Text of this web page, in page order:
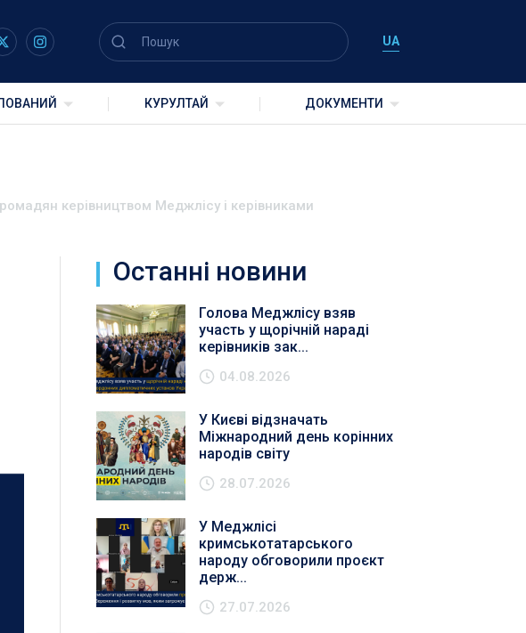
UA
КУРУЛТАЙ ДОКУМЕНТИ
керівництвом Меджлісу і керівниками
Останні новини
Голова Меджлісу взяв
участь у щорічній нараді
керівників зак...
04.08.2026
У Києві відзначать
Міжнародний день корінних
народів світу
28.07.2026
У Меджлісі
кримськотатарського
народу обговорили проєкт
держ...
27.07.2026